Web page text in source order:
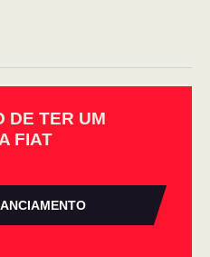
DE TER UM
FIAT